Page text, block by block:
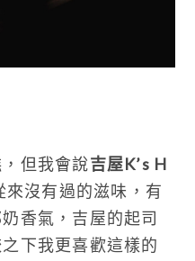
但我會說吉屋K’s H
沒有過的滋味，有
香氣，吉屋的起司
下我更喜歡這樣的